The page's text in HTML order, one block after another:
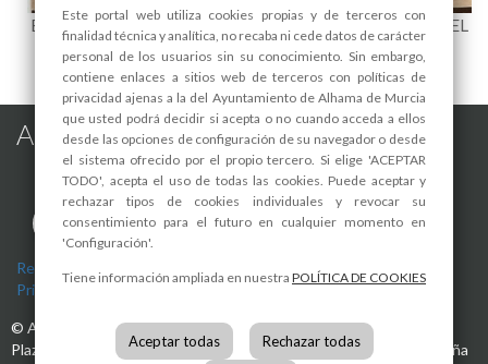
EXPOSICIÓN: LOS HÉROES DE LA GUERRA DE ÁFRICA. EL
MANCO DE TIKÚN - 1
Alhama de Murcia en las Redes
Registro de actividades de tratamiento Aviso Legal
Privacidad
Política de Cookies
© Ayuntamiento de Alhama de Murcia
Plaza de la Constitución, 130840 Alhama de Murcia (Murcia)
España
Este portal web utiliza cookies propias y de terceros con
finalidad técnica y analítica, no recaba ni cede datos de carácter
personal de los usuarios sin su conocimiento. Sin embargo,
contiene enlaces a sitios web de terceros con políticas de
privacidad ajenas a la del Ayuntamiento de Alhama de Murcia
que usted podrá decidir si acepta o no cuando acceda a ellos
desde las opciones de configuración de su navegador o desde
el sistema ofrecido por el propio tercero. Si elige 'ACEPTAR
TODO', acepta el uso de todas las cookies. Puede aceptar y
rechazar tipos de cookies individuales y revocar su
consentimiento para el futuro en cualquier momento en
'Configuración'.
Tiene información ampliada en nuestra POLÍTICA DE COOKIES
Aceptar todas Rechazar todas